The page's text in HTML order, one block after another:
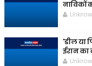
नाविकों
'डील या
ईरान का